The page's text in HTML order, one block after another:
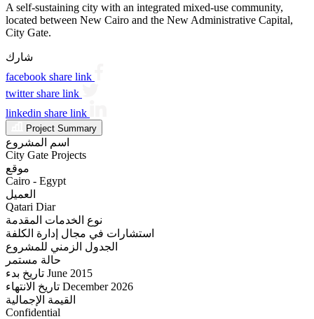
A self-sustaining city with an integrated mixed-use community,
located between New Cairo and the New Administrative Capital,
City Gate.
شارك
facebook share link
twitter share link
linkedin share link
Project Summary
اسم المشروع
City Gate Projects
موقع
Cairo - Egypt
العميل
Qatari Diar
نوع الخدمات المقدمة
استشارات في مجال إدارة الكلفة
الجدول الزمني للمشروع
حالة مستمر
June 2015
December 2026
القيمة الإجمالية
Confidential